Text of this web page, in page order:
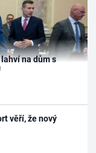
na dům s
věří, že nový